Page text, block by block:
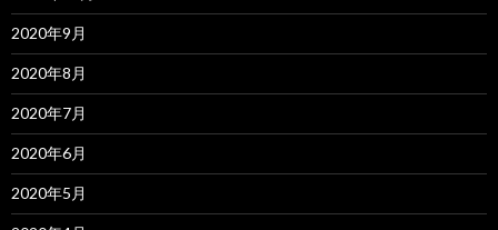
2020年9月
2020年8月
2020年7月
2020年6月
2020年5月